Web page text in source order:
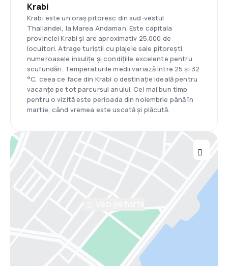
Krabi
Krabi este un oraș pitoresc din sud-vestul
Thailandei, la Marea Andaman. Este capitala
provinciei Krabi și are aproximativ 25.000 de
locuitori. Atrage turiștii cu plajele sale pitorești,
numeroasele insulițe și condițiile excelente pentru
scufundări. Temperaturile medii variază între 25 și 32
°C, ceea ce face din Krabi o destinație ideală pentru
vacanțe pe tot parcursul anului. Cel mai bun timp
pentru o vizită este perioada din noiembrie până în
martie, când vremea este uscată și plăcută.